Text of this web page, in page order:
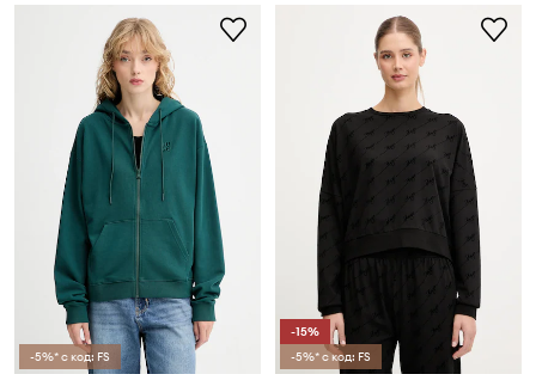
-5%* с код: FS
-15%
-5%* с код: FS